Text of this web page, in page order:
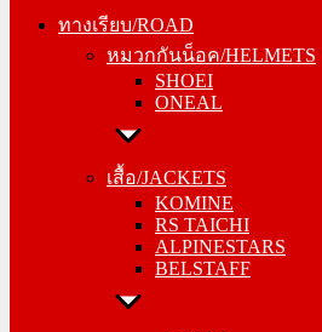
ทางเรียบ/ROAD
หมวกกันน็อค/HELMETS
SHOEI
ONEAL
เสื้อ/JACKETS
KOMINE
RS TAICHI
ALPINESTARS
BELSTAFF
หมวกกันน็อค/HELMETS
SHOEI
ONEAL
เสื้อ/JACKETS
RS TAICHI
ALPINESTARS
BELSTAFF
กางเกง/PANTS